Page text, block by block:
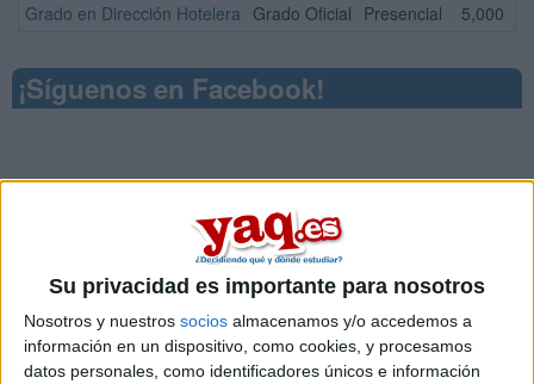
Su privacidad es importante para nosotros
Nosotros y nuestros socios almacenamos y/o accedemos a
información en un dispositivo, como cookies, y procesamos
datos personales, como identificadores únicos e información
Grado en Dirección Hotelera Grado Oficial Presencial 5,000
¡Síguenos en Facebook!